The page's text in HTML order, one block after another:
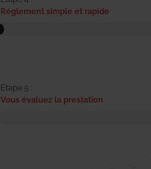
Règlement simple et rapide
Etape 5 :
Vous évaluez la prestation